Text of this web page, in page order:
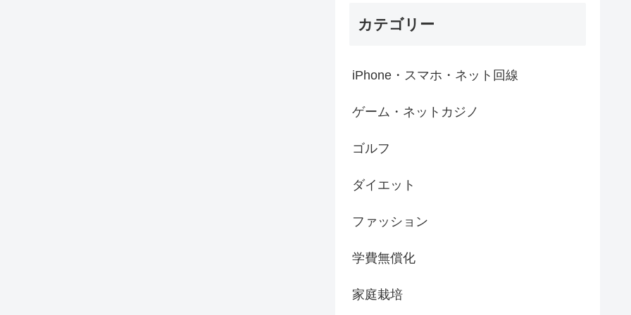
カテゴリー
iPhone・スマホ・ネット回線
ゲーム・ネットカジノ
ゴルフ
ダイエット
ファッション
学費無償化
家庭栽培